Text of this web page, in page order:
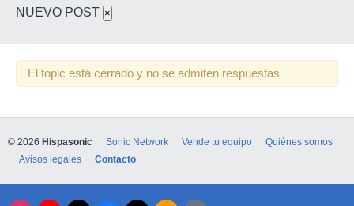
NUEVO POST ×
El topic está cerrado y no se admiten respuestas
© 2026 Hispasonic Sonic Network Vende tu equipo
Quiénes somos
Avisos legales
Contacto